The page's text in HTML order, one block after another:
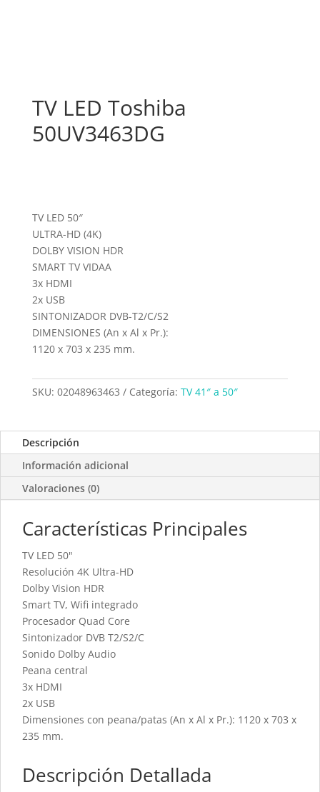
TV LED Toshiba
50UV3463DG
TV LED 50″
ULTRA-HD (4K)
DOLBY VISION HDR
SMART TV VIDAA
3x HDMI
2x USB
SINTONIZADOR DVB-T2/C/S2
DIMENSIONES (An x Al x Pr.):
1120 x 703 x 235 mm.
SKU: 02048963463 Categoría: TV 41″ a 50″
Descripción
Información adicional
Valoraciones (0)
Características Principales
TV LED 50"
Resolución 4K Ultra-HD
Dolby Vision HDR
Smart TV, Wifi integrado
Procesador Quad Core
Sintonizador DVB T2/S2/C
Sonido Dolby Audio
Peana central
3x HDMI
2x USB
Dimensiones con peana/patas (An x Al x Pr.): 1120 x 703 x
235 mm.
Descripción Detallada